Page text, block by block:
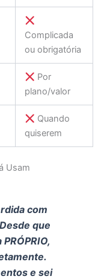
Complicada
ou obrigatória
Por
plano/valor
Quando
quiserem
Usam
com
que
e sei